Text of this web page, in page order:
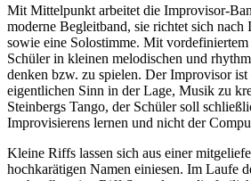
Mit Mittelpunkt arbeitet die Improvisor-
moderne Begleitband, sie richtet sich
sowie eine Solostimme. Mit
Schüler in kleinen melodischen und
denken bzw. zu spielen. Der Improvisor
eigentlichen Sinn in der Lage, Musik zu
Steinbergs Tango, der Schüler soll
Improvisierens lernen und nicht der
Kleine Riffs lassen sich aus einer
hochkarätigen Namen einiesen. Im Laufe